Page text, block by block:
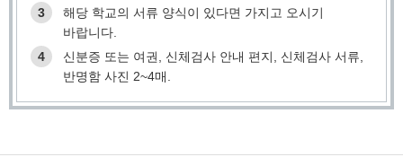
3
해당 학교의 서류 양식이 있다면 가지고 오시기
바랍니다.
4
신분증 또는 여권, 신체검사 안내 편지, 신체검사 서류,
반명함 사진 2~4매.